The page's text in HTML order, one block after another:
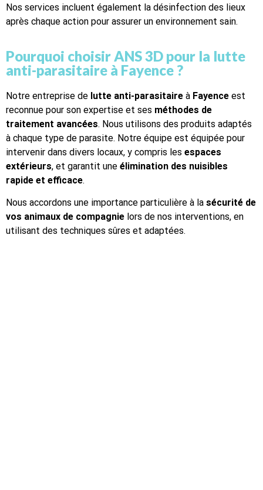
Nos services incluent également la désinfection des lieux
après chaque action pour assurer un environnement sain.
Pourquoi choisir ANS 3D pour la lutte
anti-parasitaire à Fayence ?
Notre entreprise de lutte anti-parasitaire à Fayence est
reconnue pour son expertise et ses méthodes de
traitement avancées. Nous utilisons des produits adaptés
à chaque type de parasite. Notre équipe est équipée pour
intervenir dans divers locaux, y compris les espaces
extérieurs, et garantit une élimination des nuisibles
rapide et efficace.
Nous accordons une importance particulière à la sécurité de
vos animaux de compagnie lors de nos interventions, en
utilisant des techniques sûres et adaptées.